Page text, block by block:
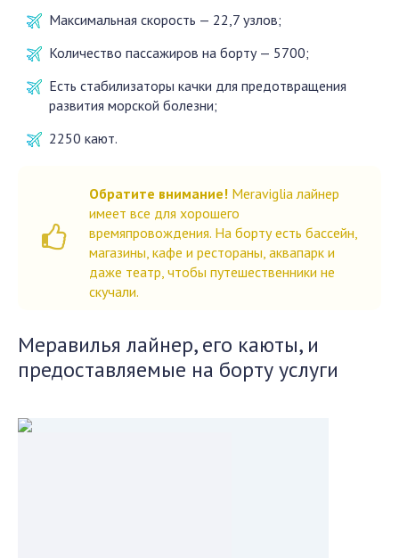
Максимальная скорость — 22,7 узлов;
Количество пассажиров на борту — 5700;
Есть стабилизаторы качки для предотвращения
развития морской болезни;
2250 кают.
Обратите внимание! Meraviglia лайнер
имеет все для хорошего
времяпровождения. На борту есть бассейн,
магазины, кафе и рестораны, аквапарк и
даже театр, чтобы путешественники не
скучали.
Меравилья лайнер, его каюты, и
предоставляемые на борту услуги